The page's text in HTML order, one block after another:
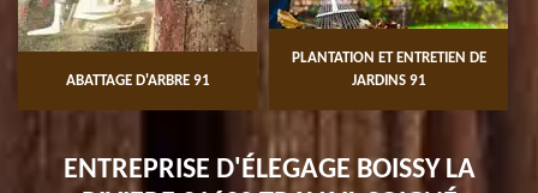
ABATTAGE D'ARBRE 91
PLANTATION ET ENTRETIEN DE
JARDINS 91
ENTREPRISE D'ÉLEGAGE BOISSY LA